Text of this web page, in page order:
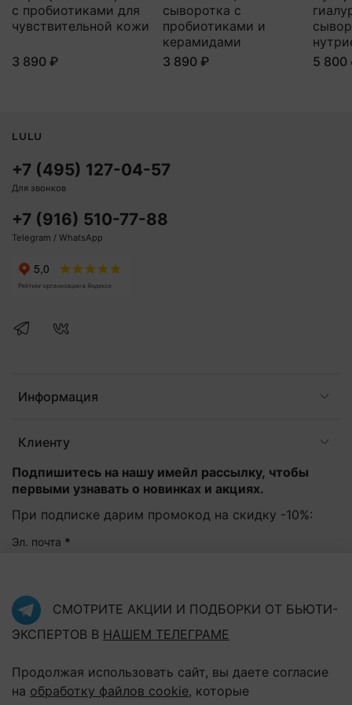
с пробиотиками для
чувствительной кожи
3 890 ₽
сыворотка с
пробиотиками и
керамидами
3 890 ₽
5 800
Информация
Клиенту
Подпишитесь на нашу имейл рассылку, чтобы
первыми узнавать о новинках и акциях.
При подписке дарим промокод на скидку -10%:
Эл. почта *
Подписаться
Нажав на кнопку "Подписаться", Вы соглашаетесь с
+7 (495) 127-04-57
Для звонков
+7 (916) 510-77-88
Telegram / WhatsApp
LULU
СМОТРИТЕ АКЦИИ И ПОДБОРКИ ОТ БЬЮТИ-
ЭКСПЕРТОВ В НАШЕМ ТЕЛЕГРАМЕ
Продолжая использовать сайт, вы даете согласие
на обработку файлов cookie, которые